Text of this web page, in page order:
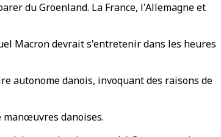
du Groenland. La France, l'Allemagne et
Macron devrait s'entretenir dans les heures
autonome danois, invoquant des raisons de
manœuvres danoises.